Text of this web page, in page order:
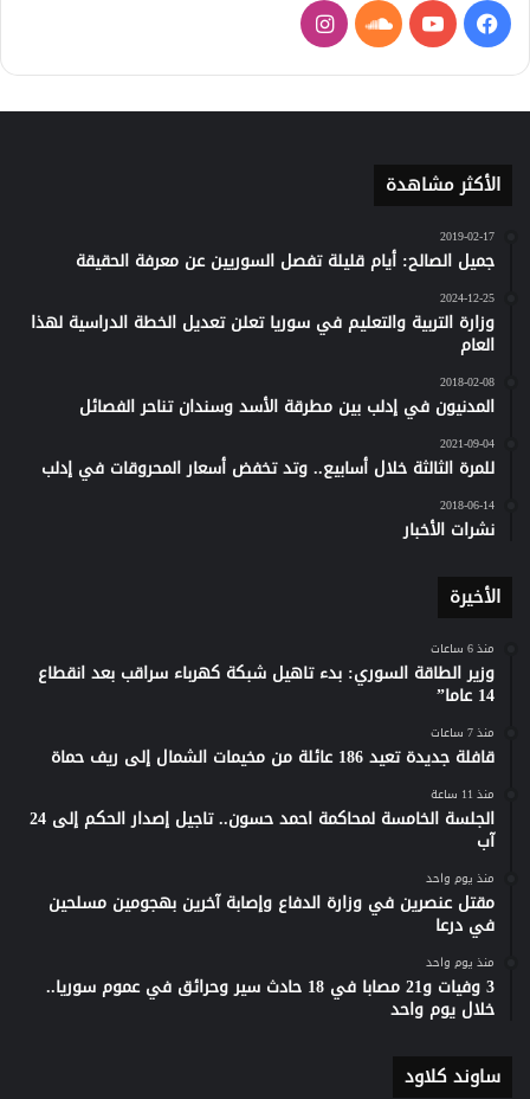
فيسبوكيوتيوبساوند
كلاود
انستقرام
الأكثر مشاهدة
2019-02-17
جميل الصالح: أيام قليلة تفصل السوريين عن معرفة الحقيقة
2024-12-25
وزارة التربية والتعليم في سوريا تعلن تعديل الخطة الدراسية لهذا
العام
2018-02-08
المدنيون في إدلب بين مطرقة الأسد وسندان تناحر الفصائل
2021-09-04
للمرة الثالثة خلال أسابيع.. وتد تخفض أسعار المحروقات في إدلب
2018-06-14
نشرات الأخبار
الأخيرة
منذ 6 ساعات
وزير الطاقة السوري: بدء تاهيل شبكة كهرباء سراقب بعد انقطاع
14 عاما”
منذ 7 ساعات
قافلة جديدة تعيد 186 عائلة من مخيمات الشمال إلى ريف حماة
منذ 11 ساعة
الجلسة الخامسة لمحاكمة احمد حسون.. تاجيل إصدار الحكم إلى 24
آب
منذ يوم واحد
مقتل عنصرين في وزارة الدفاع وإصابة آخرين بهجومين مسلحين
في درعا
منذ يوم واحد
3 وفيات و21 مصابا في 18 حادث سير وحرائق في عموم سوريا..
خلال يوم واحد
ساوند كلاود